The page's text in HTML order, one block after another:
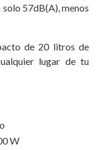
57dB(A), menos
de 20 litros de
lugar de tu
W